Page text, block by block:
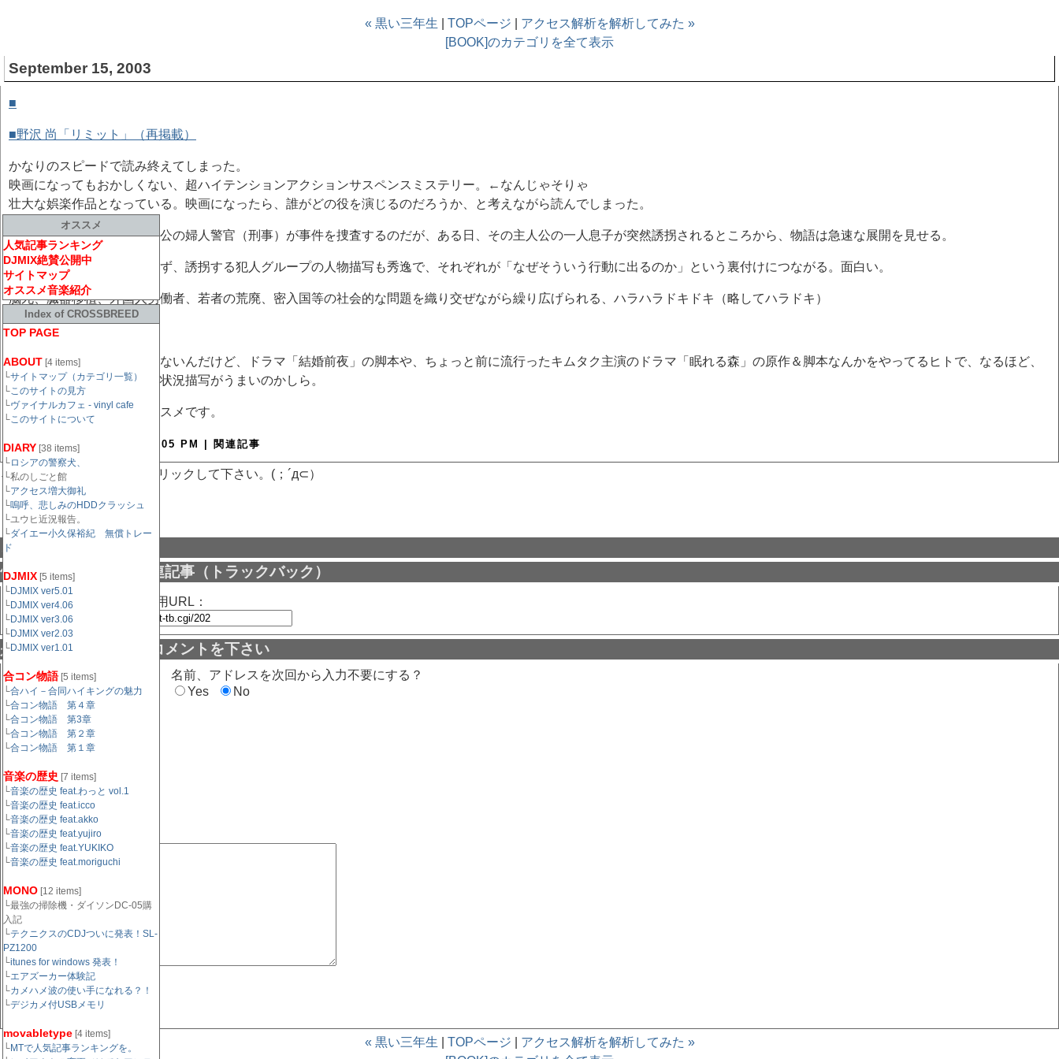
オススメ
人気記事ランキング
DJMIX絶賛公開中
サイトマップ
オススメ音楽紹介
Index of CROSSBREED
TOP PAGE
ABOUT [4 items]
└サイトマップ（カテゴリ一覧）
└このサイトの見方
└ヴァイナルカフェ - vinyl cafe
└このサイトについて
DIARY [38 items]
└ロシアの警察犬、
└私のしごと館
└アクセス増大御礼
└嗚呼、悲しみのHDDクラッシュ
└ユウヒ近況報告。
└ダイエー小久保裕紀 無償トレー
ド
DJMIX [5 items]
└DJMIX ver5.01
└DJMIX ver4.06
└DJMIX ver3.06
└DJMIX ver2.03
└DJMIX ver1.01
合コン物語 [5 items]
└合ハイ－合同ハイキングの魅力
└合コン物語 第４章
└合コン物語 第3章
└合コン物語 第２章
└合コン物語 第１章
音楽の歴史 [7 items]
└音楽の歴史 feat.わっと vol.1
└音楽の歴史 feat.icco
└音楽の歴史 feat.akko
└音楽の歴史 feat.yujiro
└音楽の歴史 feat.YUKIKO
└音楽の歴史 feat.moriguchi
MONO [12 items]
└最強の掃除機・ダイソンDC-05購
入記
└テクニクスのCDJついに発表！SL-
PZ1200
└itunes for windows 発表！
└エアズーカー体験記
└カメハメ波の使い手になれる？！
└デジカメ付USBメモリ
movabletype [4 items]
└MTで人気記事ランキングを。
« 黒い三年生 TOPページ
アクセス解析を解析してみた »
[BOOK]のカテゴリを全て表示
September 15, 2003
■
■野沢 尚「リミット」（再掲載）
かなりのスピードで読み終えてしまった。
映画になってもおかしくない、超ハイテンションアクションサスペンスミステリー。←なんじゃそりゃ
壮大な娯楽作品となっている。映画になったら、誰がどの役を演じるのだろうか、と考えながら読んでしまった。
幼児誘拐事件を発端に主人公の婦人警官（刑事）が事件を捜査するのだが、ある日、その主人公の一人息子が突然誘拐されるところから、物語は急速な展開を見せる。
とにかく、主人公のみならず、誘拐する犯人グループの人物描写も秀逸で、それぞれが「なぜそういう行動に出るのか」という裏付けにつながる。面白い。
脳死、臓器移植、外国人労働者、若者の荒廃、密入国等の社会的な問題を織り交ぜながら繰り広げられる、ハラハラドキドキ（略してハラドキ）
の内容となっております。
この野沢尚ってヒト、見てないんだけど、ドラマ「結婚前夜」の脚本や、ちょっと前に流行ったキムタク主演のドラマ「眠れる森」の原作＆脚本なんかをやってるヒトで、なるほど、
と納得。脚本書くヒトって状況描写がうまいのかしら。
とにかく、面白いのでオススメです。
September 15, 2003 04:05 PM | 関連記事
↓記事がもし面白かったらクリックして下さい。(；´д⊂）
コメント
他サイトよりの参照関連記事（トラックバック）
この記事のトラックバック用URL：
是非この記事に対するコメントを下さい
名前（必須）：
メールアドレス（任
意）：
URL（任意）：
名前、アドレスを次回から入力不要にする？
Yes
No
コメント欄:
« 黒い三年生 TOPページ
アクセス解析を解析してみた »